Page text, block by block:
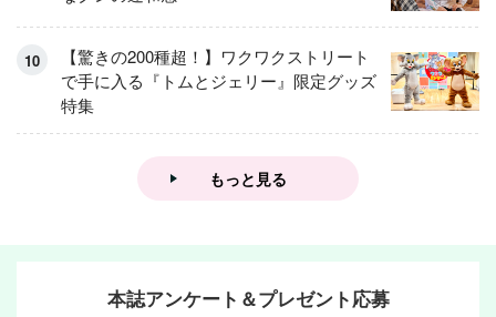
【驚きの200種超！】ワクワクストリート
で手に入る『トムとジェリー』限定グッズ
特集
もっと見る
本誌アンケート＆プレゼント応募